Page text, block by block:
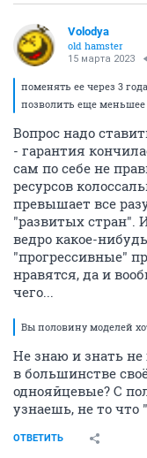
Volodya
old hamster
15 марта 2023
поменять ее через 3
позволить еще меньшее
Вопрос надо
- гарантия
сам по себе не
ресурсов
превышает все
"развитых стран".
ведро какое-
"прогрессивные"
нравятся, да и
чего...
Вы половину моделей
Не знаю и знать не
в большинстве
однояйцевые? С
узнаешь, не то что
ОТВЕТИТЬ